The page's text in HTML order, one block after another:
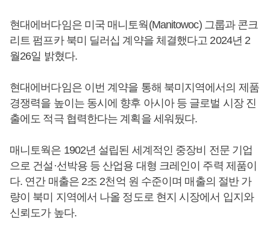
현대에버다임은 미국 매니토웍(Manitowoc) 그룹과 콘크
리트 펌프카 북미 딜러십 계약을 체결했다고 2024년 2
월26일 밝혔다.
현대에버다임은 이번 계약을 통해 북미지역에서의 제품
경쟁력을 높이는 동시에 향후 아시아 등 글로벌 시장 진
출에도 적극 협력한다는 계획을 세워뒀다.
매니토웍은 1902년 설립된 세계적인 중장비 전문 기업
으로 건설·선박용 등 산업용 대형 크레인이 주력 제품이
다. 연간 매출은 2조 2천억 원 수준이며 매출의 절반 가
량이 북미 지역에서 나올 정도로 현지 시장에서 입지와
신뢰도가 높다.